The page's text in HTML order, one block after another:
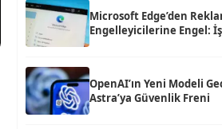
Microsoft Edge’den
Engelleyicilerine Engel:
OpenAI’ın Yeni Modeli
Astra’ya Güvenlik Freni